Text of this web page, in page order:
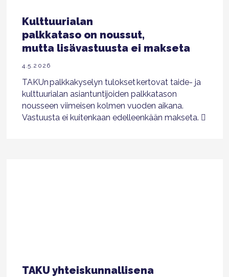
Kulttuurialan
palkkataso on noussut,
mutta lisävastuusta ei makseta
4.5.2026
TAKUn palkkakyselyn tulokset kertovat taide- ja
kulttuurialan asiantuntijoiden palkkatason
nousseen viimeisen kolmen vuoden aikana.
Vastuusta ei kuitenkaan edelleenkään makseta.
TAKU yhteiskunnallisena